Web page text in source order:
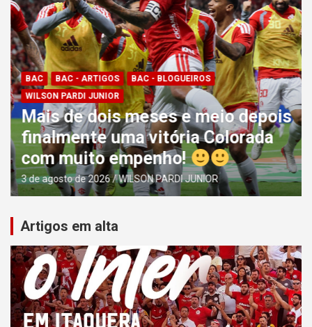
BAC BAC - ARTIGOS
BAC - BLOGUEIROS
WILSON PARDI JUNIOR
Mais de dois meses e meio depois
finalmente uma vitória Colorada
com muito empenho!
3 de agosto de 2026 WILSON PARDI JUNIOR
Artigos em alta